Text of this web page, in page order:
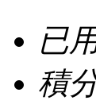
已
積